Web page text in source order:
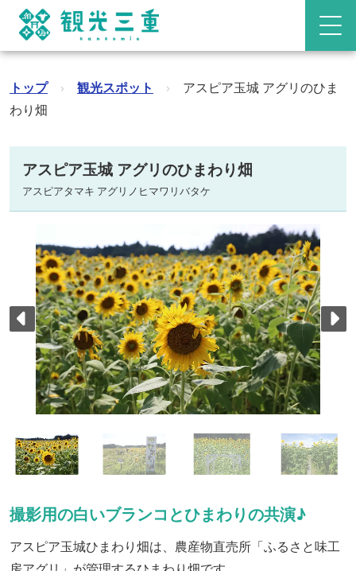
トップ › 観光スポット ›
アスピア玉城 アグリのひま
わり畑
アスピア玉城 アグリのひまわり畑
アスピアタマキ アグリノヒマワリバタケ
撮影用の白いブランコとひまわりの共演♪
アスピア玉城ひまわり畑は、農産物直売所「ふるさと味工